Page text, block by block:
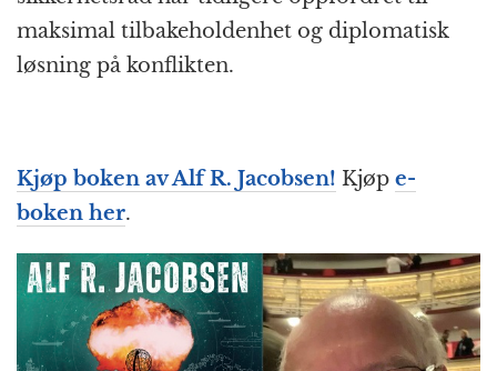
maksimal tilbakeholdenhet og diplomatisk
løsning på konflikten.
Kjøp boken avAlf R. Jacobsen! Kjøp e-
boken her.